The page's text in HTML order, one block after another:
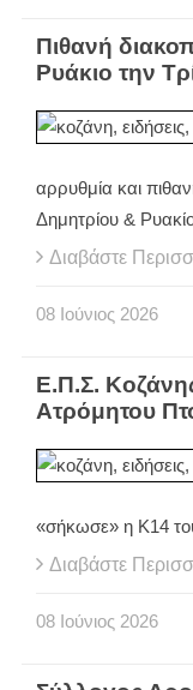
Πιθανή
Ρυάκιο την
αρρυθμία και
Δημητρίου &
Διαβάστε
08 Ιούνιος 2026
Ε.Π.Σ.
Ατρόμητου
«σήκωσε» η Κ14
Διαβάστε
08 Ιούνιος 2026